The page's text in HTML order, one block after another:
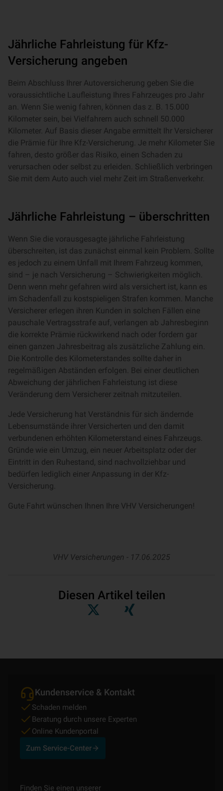
Jährliche Fahrleistung für Kfz-
Versicherung angeben
Beim Abschluss Ihrer Autoversicherung geben Sie die
voraussichtliche Laufleistung Ihres Fahrzeuges pro Jahr
an. Wenn Sie wenig fahren, können das z. B. 15.000
Kilometer sein, bei Vielfahrern auch schnell 50.000
Kilometer. Auf Basis dieser Angabe ermittelt Ihr Versicherer
die Prämie für Ihre Kfz-Versicherung. Je mehr Kilometer Sie
fahren, desto größer das Risiko, einen Schaden zu
verursachen oder selbst zu erleiden. Schließlich verbringen
Sie mit dem Auto auch viel mehr Zeit im Straßenverkehr.
Jährliche Fahrleistung – überschritten
Wenn Sie die vorausgesagte jährliche Fahrleistung
überschreiten, ist das zunächst einmal kein Problem. Sollte
es jedoch zu einem Unfall mit Ihrem Fahrzeug kommen,
sind – je nach Versicherung – Schwierigkeiten möglich.
Denn wenn mehr gefahren wird als versichert ist, kann es
im Schadenfall zu kostspieligen Strafen kommen. Manche
Versicherer erlegen ihren Kunden in solchen Fällen eine
pauschale Vertragsstrafe auf, verlangen ab Jahresbeginn
die korrekte Prämie rückwirkend nach oder fordern gar
einen ganzen Jahresbeitrag als zusätzliche Zahlung ein.
Die Kontrolle des Kilometerstandes sollte daher in
regelmäßigen Abständen erfolgen. Bei einer deutlichen
Abweichung der jährlichen Fahrleistung ist diese
Veränderung dem Versicherer zeitnah mitzuteilen.
Jede Versicherung hat Verständnis für sich ändernde
Lebensumstände ihrer Versicherten und den damit
verbundenen erhöhten Kilometerstand eines Fahrzeugs.
Gründe wie ein Umzug, ein neuer Arbeitsplatz oder der
Eintritt in den Ruhestand, sind nachvollziehbar und
bedürfen lediglich einer Anpassung in der Kfz-
Versicherung.
Gute Fahrt wünschen Ihnen Ihre VHV Versicherungen!
VHV Versicherungen - 17.06.2025
Diesen Artikel teilen
Kundenservice & Kontakt
Schaden melden
Beratung durch unsere Experten
Online Kundenportal
Zum Service-Center
Finden Sie einen unserer